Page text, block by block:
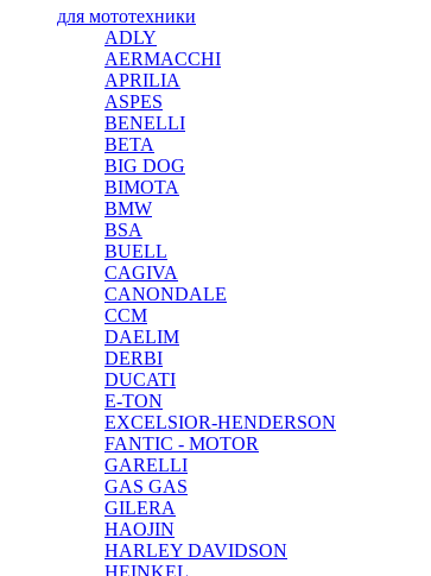
для мототехники
ADLY
AERMACCHI
APRILIA
ASPES
BENELLI
BETA
BIG DOG
BIMOTA
BMW
BSA
BUELL
CAGIVA
CANONDALE
CCM
DAELIM
DERBI
DUCATI
E-TON
EXCELSIOR-HENDERSON
FANTIC - MOTOR
GARELLI
GAS GAS
GILERA
HAOJIN
HARLEY DAVIDSON
HEINKEL